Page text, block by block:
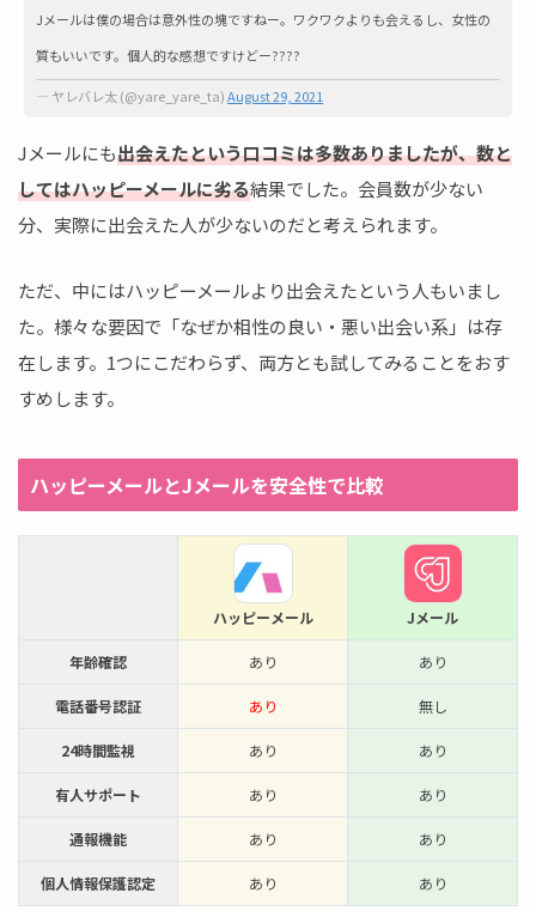
Jメールは僕の場合は意外性の塊ですねー。ワクワクよりも会えるし、女性の
質もいいです。個人的な感想ですけどー????
— ヤレバレ太 (@yare_yare_ta)August 29, 2021
Jメールにも出会えたという口コミは多数ありましたが、数と
してはハッピーメールに劣る結果でした。会員数が少ない
分、実際に出会えた人が少ないのだと考えられます。
ただ、中にはハッピーメールより出会えたという人もいまし
た。様々な要因で「なぜか相性の良い・悪い出会い系」は存
在します。1つにこだわらず、両方とも試してみることをおす
すめします。
ハッピーメールとJメールを安全性で比較
ハッピーメール Jメール
年齢確認 あり あり
電話番号認証 あり 無し
24時間監視 あり あり
有人サポート あり あり
通報機能 あり あり
個人情報保護認定 あり あり